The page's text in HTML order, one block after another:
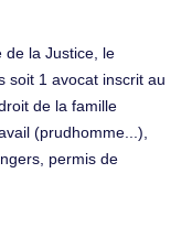
de la Justice, le
soit 1 avocat inscrit au
de la famille
(prudhomme...),
permis de